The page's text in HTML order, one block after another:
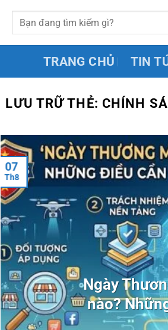
TRANG CHỦ TIN
LƯU TRỮ THẺ: CHÍNH
Ngày
nào?
07
Th8